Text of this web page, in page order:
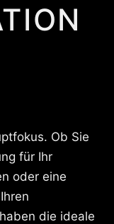
Ob Sie
für Ihr
oder eine
die ideale